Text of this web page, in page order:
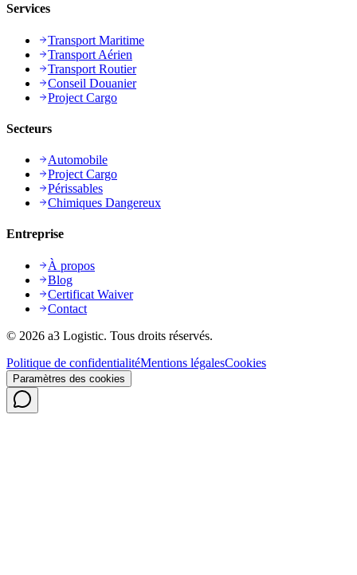
Services
Transport Maritime
Transport Aérien
Transport Routier
Conseil Douanier
Project Cargo
Secteurs
Automobile
Project Cargo
Périssables
Chimiques Dangereux
Entreprise
À propos
Blog
Certificat Waiver
Contact
© 2026 a3 Logistic. Tous droits réservés.
Politique de confidentialitéMentions légalesCookies
Paramètres des cookies